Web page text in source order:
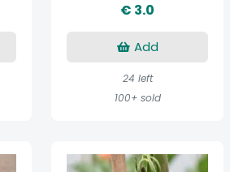
€ 3.0
Add
24 left
100+ sold